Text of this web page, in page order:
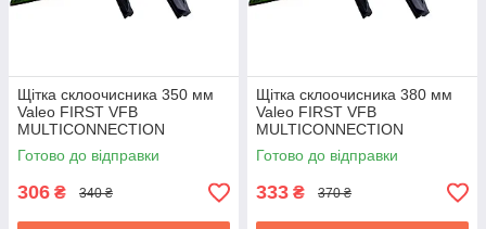
Щітка склоочисника 350 мм
Valeo FIRST VFB
MULTICONNECTION
Готово до відправки
306 ₴ 340 ₴
Щітка склоочисника 380 мм
Valeo FIRST VFB
MULTICONNECTION
Готово до відправки
333 ₴ 370 ₴